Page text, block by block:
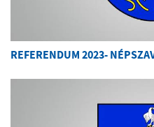
REFERENDUM 2023-